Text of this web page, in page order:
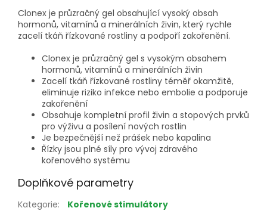
Clonex je průzračný gel obsahující vysoký obsah
hormonů, vitamínů a minerálních živin, který rychle
zacelí tkáň řízkované rostliny a podpoří zakořenění.
Clonex je průzračný gel s vysokým obsahem
hormonů, vitamínů a minerálních živin
Zacelí tkáň řízkované rostliny téměř okamžitě,
eliminuje riziko infekce nebo embolie a podporuje
zakořenění
Obsahuje kompletní profil živin a stopových prvků
pro výživu a posílení nových rostlin
Je bezpečnější než prášek nebo kapalina
Řízky jsou plné síly pro vývoj zdravého
kořenového systému
Doplňkové parametry
Kategorie:
Kořenové stimulátory